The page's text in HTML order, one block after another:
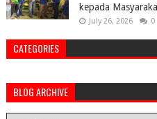
kepada
July 26, 2026 0
CATEGORIES
BLOG ARCHIVE